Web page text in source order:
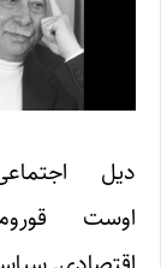
اجتماعی
قورومو